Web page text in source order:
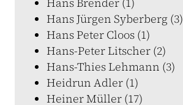
Hans Jürgen Syberberg (3)
Hans Peter Cloos (1)
Hans-Peter Litscher (2)
Hans-Thies Lehmann (3)
Heidrun Adler (1)
Heiner Müller (17)